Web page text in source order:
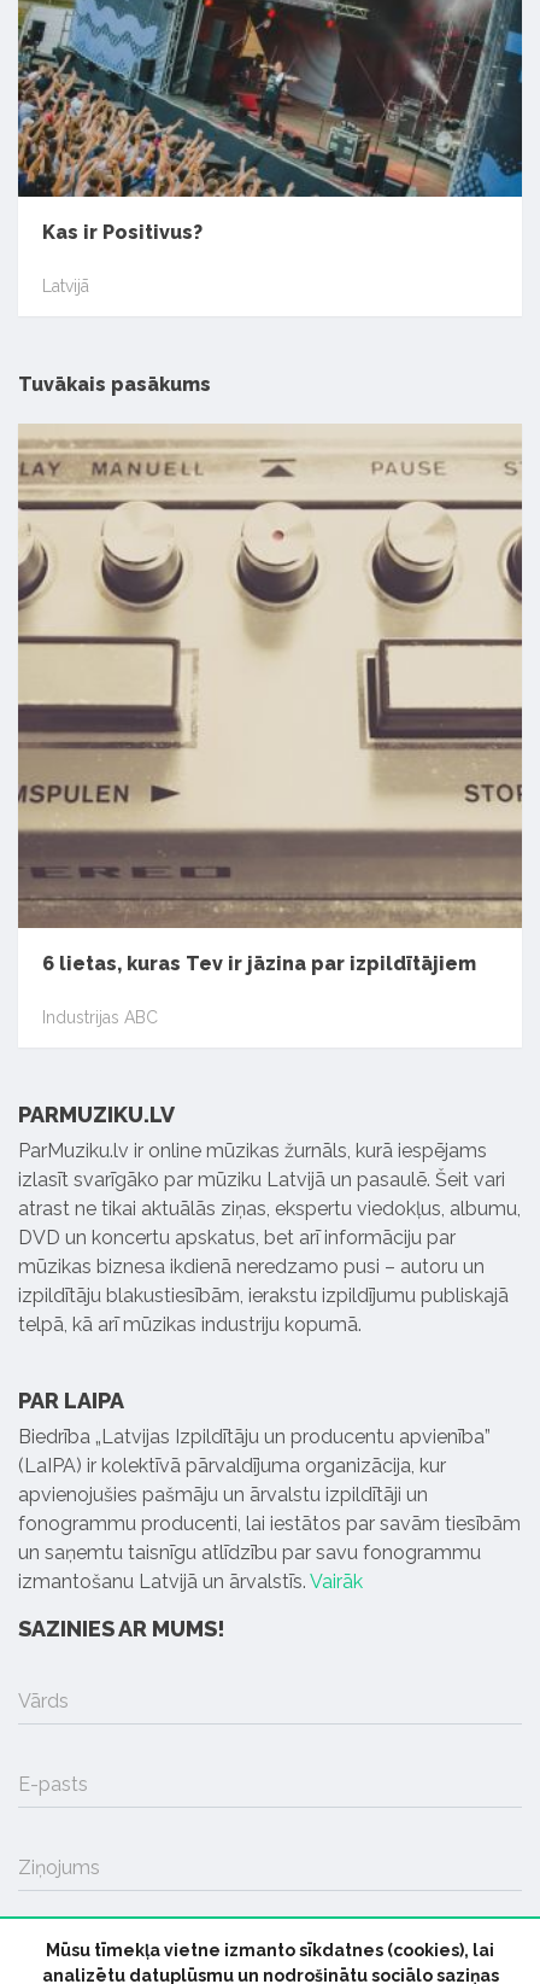
Kas ir Positivus?
Latvijā
Tuvākais pasākums
6 lietas, kuras Tev ir jāzina par izpildītājiem
Industrijas ABC
PARMUZIKU.LV
ParMuziku.lv ir online mūzikas žurnāls, kurā iespējams
izlasīt svarīgāko par mūziku Latvijā un pasaulē. Šeit vari
atrast ne tikai aktuālās ziņas, ekspertu viedokļus, albumu,
DVD un koncertu apskatus, bet arī informāciju par
mūzikas biznesa ikdienā neredzamo pusi – autoru un
izpildītāju blakustiesībām, ierakstu izpildījumu publiskajā
telpā, kā arī mūzikas industriju kopumā.
PAR LAIPA
Biedrība „Latvijas Izpildītāju un producentu apvienība”
(LaIPA) ir kolektīvā pārvaldījuma organizācija, kur
apvienojušies pašmāju un ārvalstu izpildītāji un
fonogrammu producenti, lai iestātos par savām tiesībām
un saņemtu taisnīgu atlīdzību par savu fonogrammu
izmantošanu Latvijā un ārvalstīs. Vairāk
SAZINIES AR MUMS!
Vārds
E-pasts
Ziņojums
SŪTĪT
Mūsu tīmekļa vietne izmanto sīkdatnes (cookies), lai
analizētu datuplūsmu un nodrošinātu sociālo saziņas